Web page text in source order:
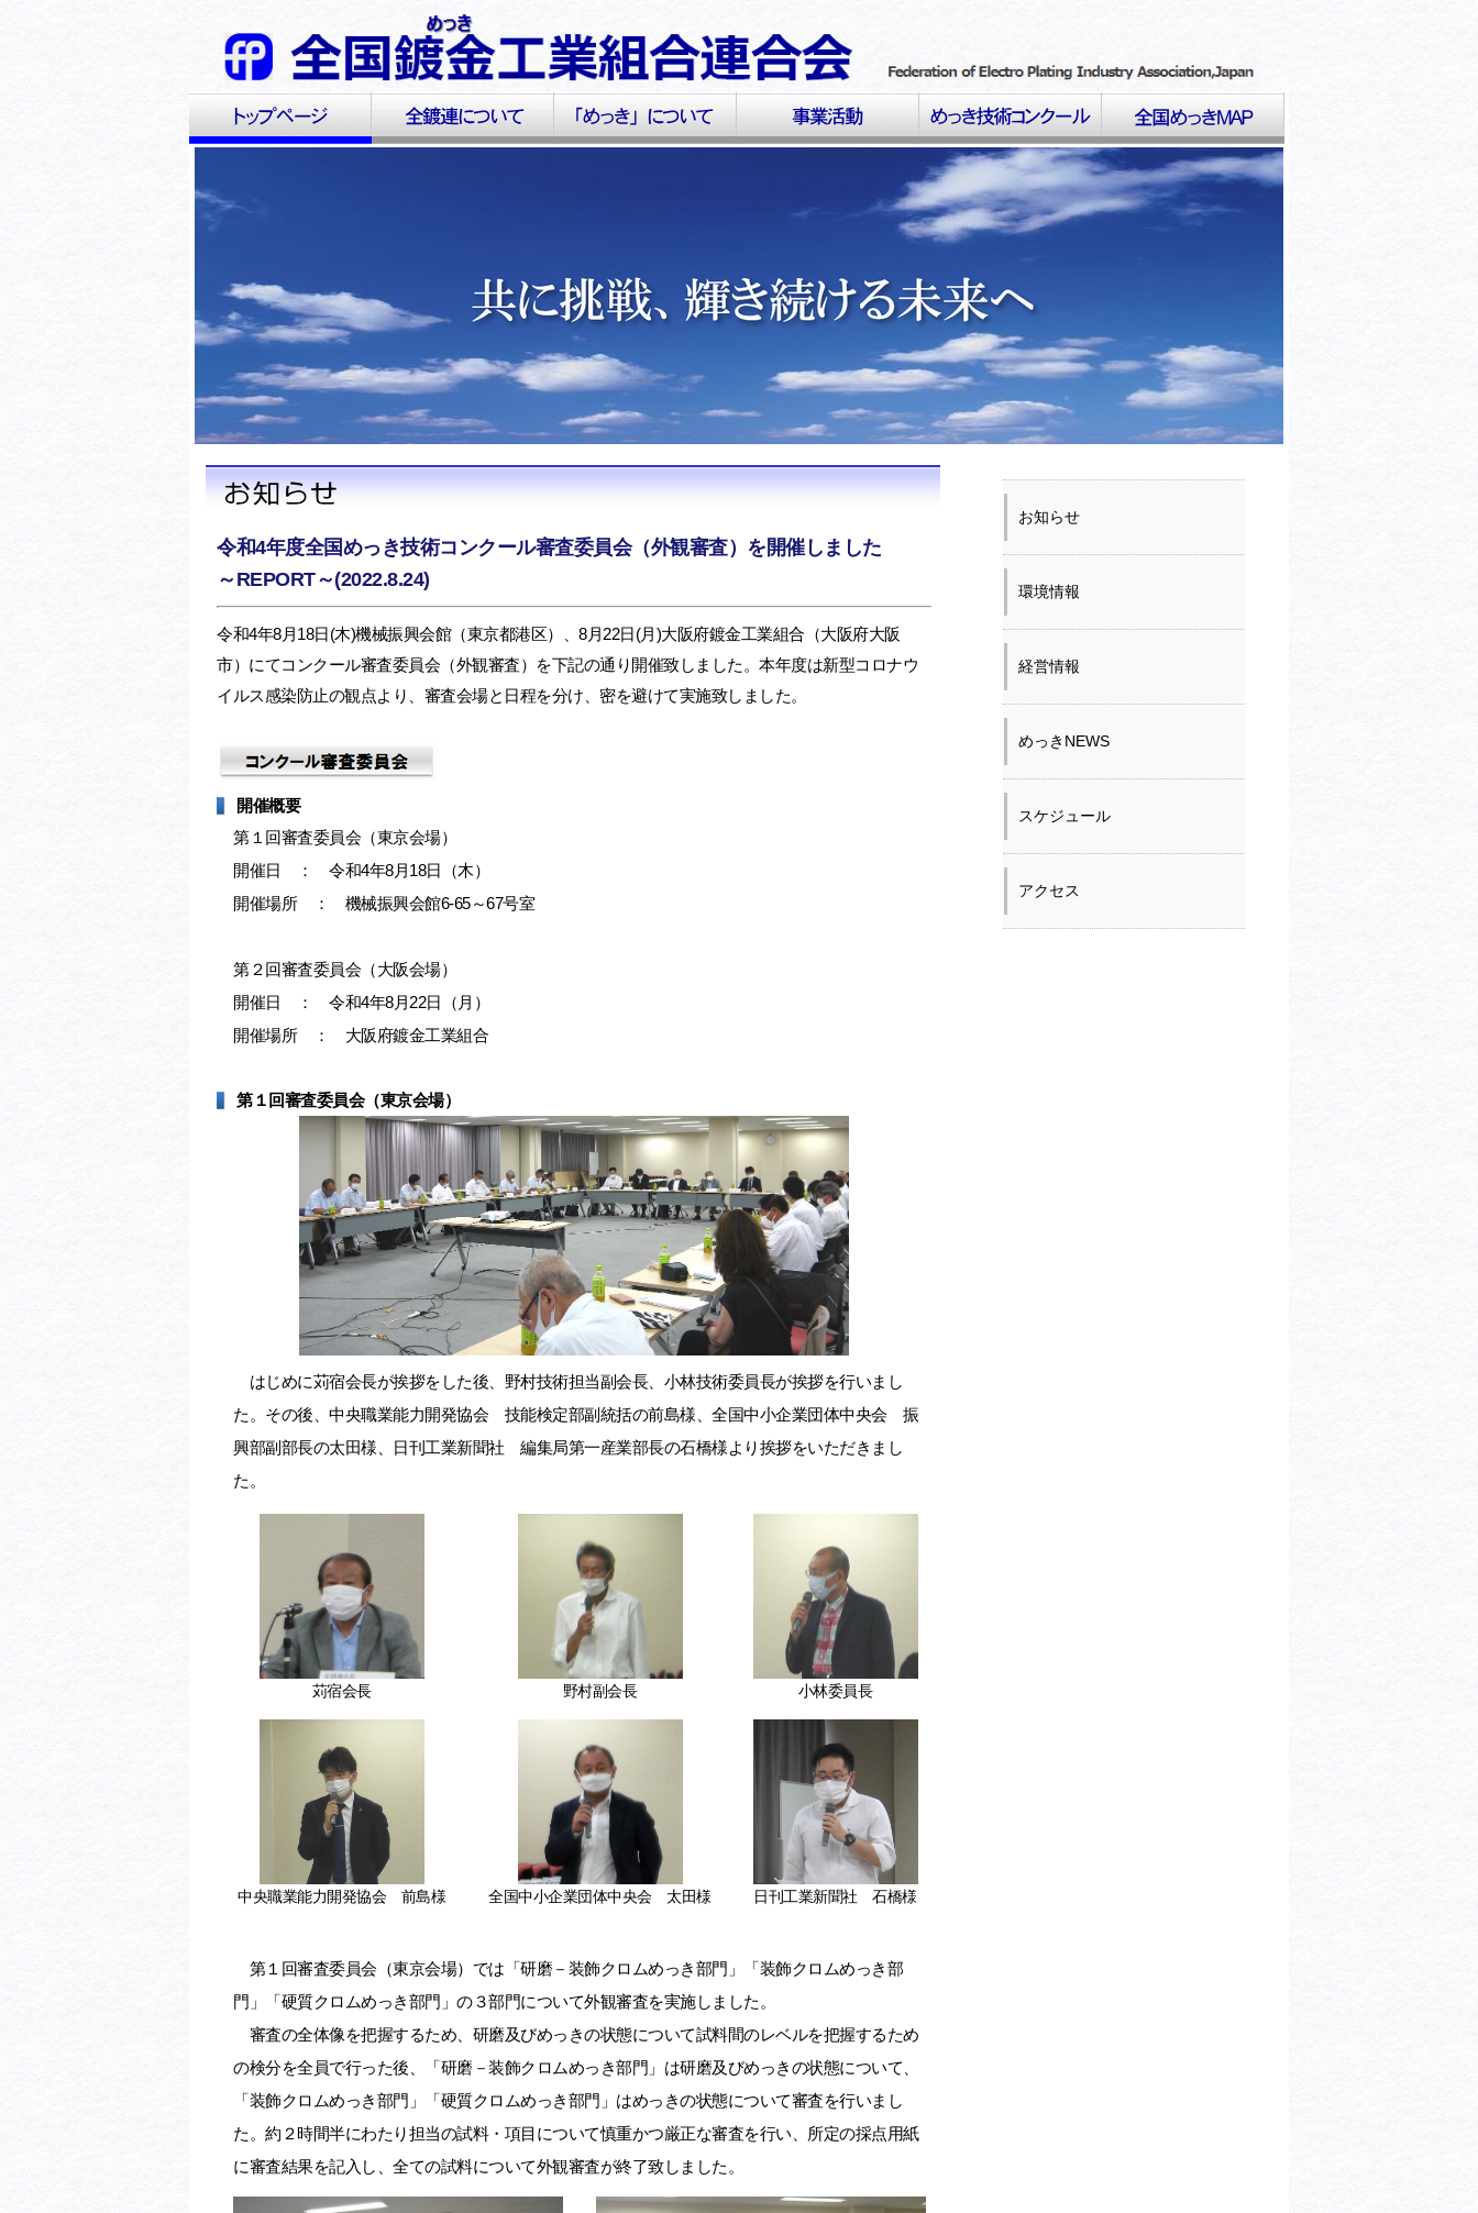
令和4年度全国めっき技術コンクール審査委員会（外観審査）を開催しました
～REPORT～(2022.8.24)
令和4年8月18日(木)機械振興会館（東京都港区）、8月22日(月)大阪府鍍金工業組合（大阪府大阪
市）にてコンクール審査委員会（外観審査）を下記の通り開催致しました。本年度は新型コロナウ
イルス感染防止の観点より、審査会場と日程を分け、密を避けて実施致しました。
開催概要
第１回審査委員会（東京会場）
開催日 ： 令和4年8月18日（木）
開催場所 ： 機械振興会館6-65～67号室
第２回審査委員会（大阪会場）
開催日 ： 令和4年8月22日（月）
開催場所 ： 大阪府鍍金工業組合
第１回審査委員会（東京会場）
はじめに苅宿会長が挨拶をした後、野村技術担当副会長、小林技術委員長が挨拶を行いまし
た。その後、中央職業能力開発協会 技能検定部副統括の前島様、全国中小企業団体中央会 振
興部副部長の太田様、日刊工業新聞社 編集局第一産業部長の石橋様より挨拶をいただきまし
た。
苅宿会長 野村副会長 小林委員長
中央職業能力開発協会 前島様 全国中小企業団体中央会 太田様 日刊工業新聞社 石橋様
第１回審査委員会（東京会場）では「研磨－装飾クロムめっき部門」「装飾クロムめっき部
門」「硬質クロムめっき部門」の３部門について外観審査を実施しました。
審査の全体像を把握するため、研磨及びめっきの状態について試料間のレベルを把握するため
の検分を全員で行った後、「研磨－装飾クロムめっき部門」は研磨及びめっきの状態について、
「装飾クロムめっき部門」「硬質クロムめっき部門」はめっきの状態について審査を行いまし
た。約２時間半にわたり担当の試料・項目について慎重かつ厳正な審査を行い、所定の採点用紙
に審査結果を記入し、全ての試料について外観審査が終了致しました。
お知らせ
環境情報
経営情報
めっきNEWS
スケジュール
アクセス